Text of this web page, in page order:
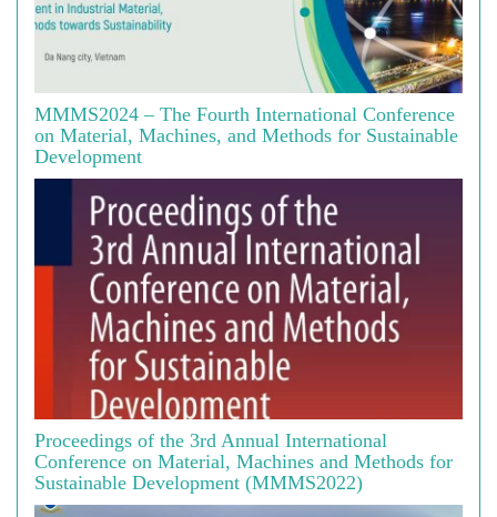
MMMS2024 – The Fourth International Conference
on Material, Machines, and Methods for Sustainable
Development
Proceedings of the 3rd Annual International
Conference on Material, Machines and Methods for
Sustainable Development (MMMS2022)